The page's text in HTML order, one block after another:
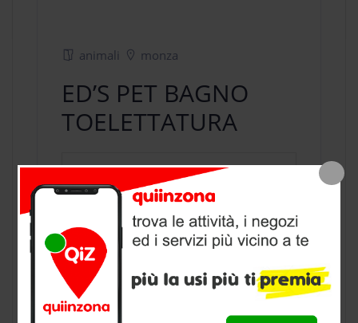
animali monza
ED’S PET BAGNO
TOELETTATURA
negozio animalia Monza, provincia
di Monza Brianza
CONTATTI